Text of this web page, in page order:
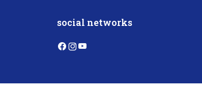
social networks